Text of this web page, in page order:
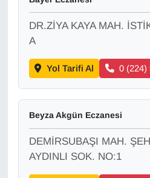
DR.ZİYA KAYA MAH.
A
Yol Tarifi Al 0 (224)
Beyza Akgün Eczanesi
DEMİRSUBAŞI MAH.
AYDINLI SOK. NO:1
Emlak
En çok konuşulanlar
GENEL
Güncel
Gündem
Haber